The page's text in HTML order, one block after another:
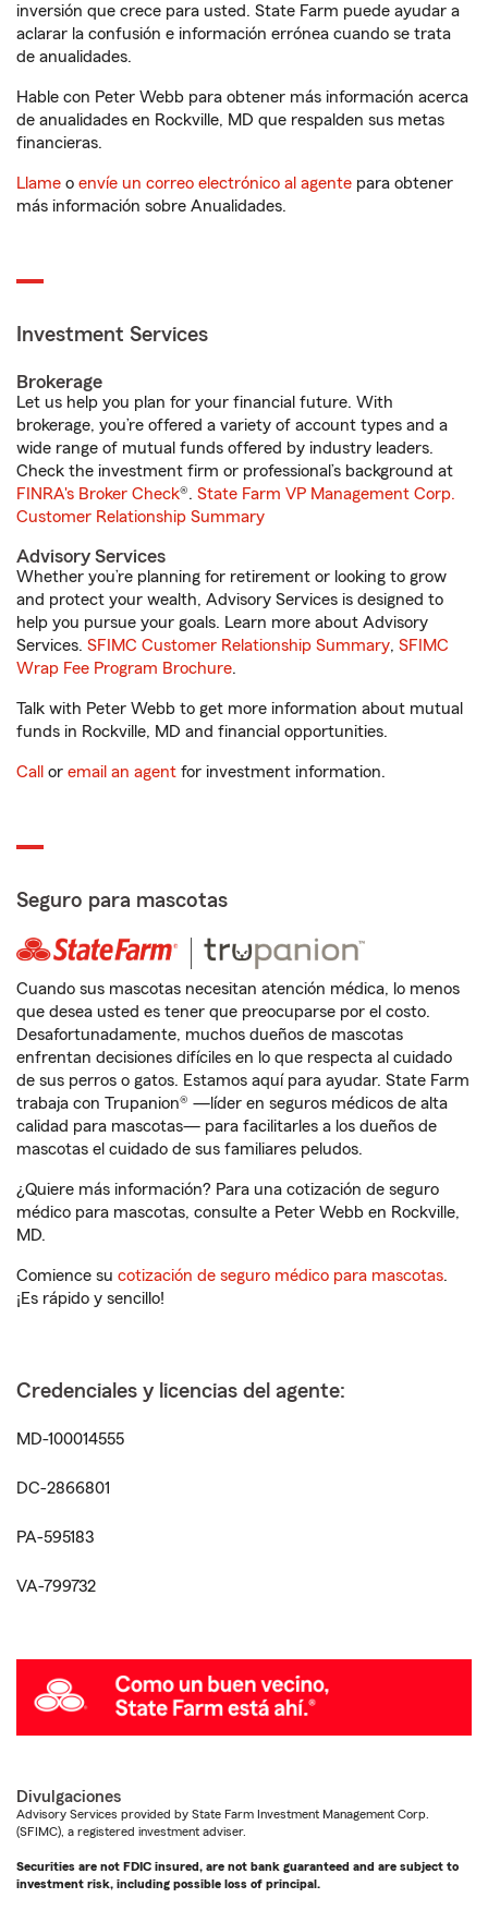
inversión que crece para usted. State Farm puede ayudar a
aclarar la confusión e información errónea cuando se trata
de anualidades.
Hable con Peter Webb para obtener más información acerca
de anualidades en Rockville, MD que respalden sus metas
financieras.
Llame o envíe un correo electrónico al agente para obtener
más información sobre Anualidades.
Investment Services
Brokerage
Let us help you plan for your financial future. With
brokerage, you’re offered a variety of account types and a
wide range of mutual funds offered by industry leaders.
Check the investment firm or professional’s background at
FINRA's Broker Check®. State Farm VP Management Corp.
Customer Relationship Summary
Advisory Services
Whether you’re planning for retirement or looking to grow
and protect your wealth, Advisory Services is designed to
help you pursue your goals. Learn more about Advisory
Services. SFIMC Customer Relationship Summary, SFIMC
Wrap Fee Program Brochure.
Talk with Peter Webb to get more information about mutual
funds in Rockville, MD and financial opportunities.
Call or email an agent for investment information.
Seguro para mascotas
Cuando sus mascotas necesitan atención médica, lo menos
que desea usted es tener que preocuparse por el costo.
Desafortunadamente, muchos dueños de mascotas
enfrentan decisiones difíciles en lo que respecta al cuidado
de sus perros o gatos. Estamos aquí para ayudar. State Farm
trabaja con Trupanion® —líder en seguros médicos de alta
calidad para mascotas— para facilitarles a los dueños de
mascotas el cuidado de sus familiares peludos.
¿Quiere más información? Para una cotización de seguro
médico para mascotas, consulte a Peter Webb en Rockville,
MD.
Comience su cotización de seguro médico para mascotas.
¡Es rápido y sencillo!
Credenciales y licencias del agente:
MD-100014555
DC-2866801
PA-595183
VA-799732
Divulgaciones
Advisory Services provided by State Farm Investment Management Corp.
(SFIMC), a registered investment adviser.
Securities are not FDIC insured, are not bank guaranteed and are subject to
investment risk, including possible loss of principal.